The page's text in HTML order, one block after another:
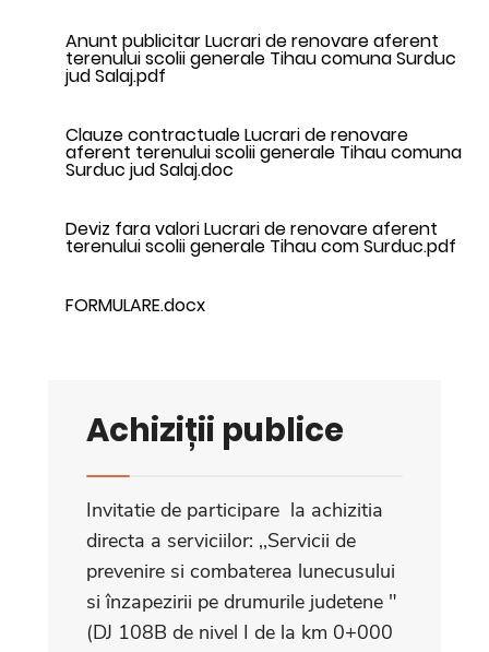
Anunt publicitar Lucrari de renovare aferent
terenului scolii generale Tihau comuna Surduc
jud Salaj.pdf
Clauze contractuale Lucrari de renovare
aferent terenului scolii generale Tihau comuna
Surduc jud Salaj.doc
Deviz fara valori Lucrari de renovare aferent
terenului scolii generale Tihau com Surduc.pdf
FORMULARE.docx
Achiziții publice
Invitatie de participare la achizitia
directa a serviciilor: ,,Servicii de
prevenire si combaterea lunecusului
si înzapezirii pe drumurile judetene "
(DJ 108B de nivel I de la km 0+000